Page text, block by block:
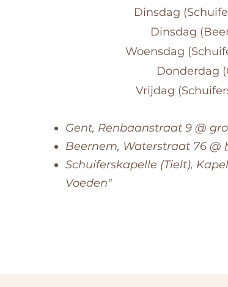
Dinsdag
Dinsdag
Woensdag
Donderdag
Vrijdag
Gent, Renbaanstraat 9 @
Beernem, Waterstraat 76 @
Schuiferskapelle (Tielt),
Voeden"